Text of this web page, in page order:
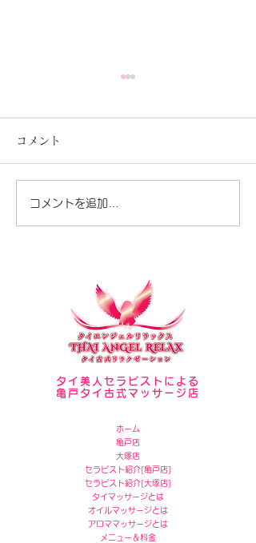
コメント
コメントを追加…
タイ美人セラピストによる
亀戸タイ古式マッサージ店
ホーム
亀戸店
​大塚店
セラピスト紹介[亀戸店]
セラピスト紹介[大塚店]
タイマッサージとは
オイルマッサージとは
アロママッサージとは
メニュー＆料金